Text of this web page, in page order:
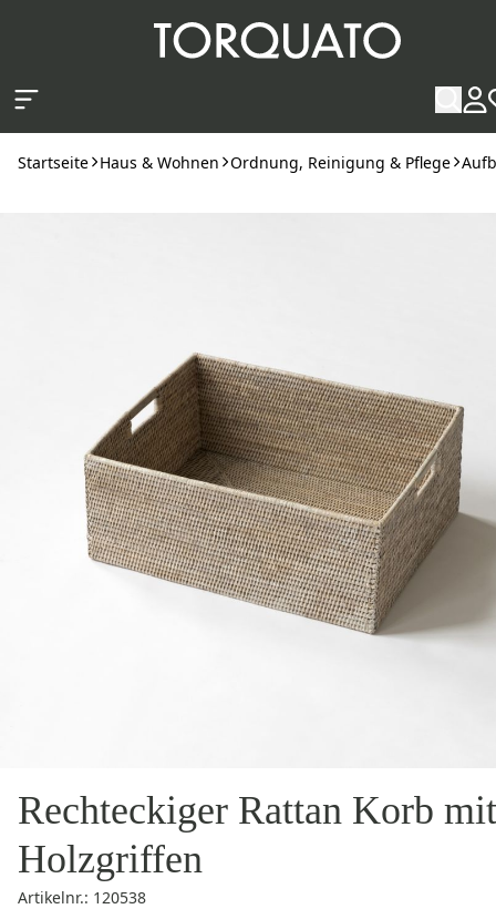
Startseite Haus & Wohnen Ordnung, Reinigung & Pflege
Rechteckiger Rattan Korb mit
Holzgriffen
Artikelnr.: 120538